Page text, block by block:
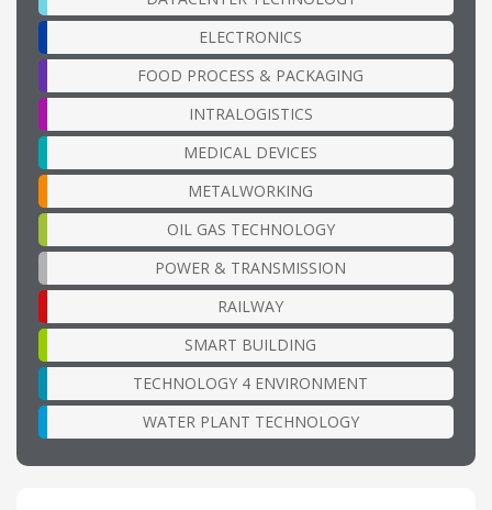
ELECTRONICS
FOOD PROCESS & PACKAGING
INTRALOGISTICS
MEDICAL DEVICES
METALWORKING
OIL GAS TECHNOLOGY
POWER & TRANSMISSION
RAILWAY
SMART BUILDING
TECHNOLOGY 4 ENVIRONMENT
WATER PLANT TECHNOLOGY